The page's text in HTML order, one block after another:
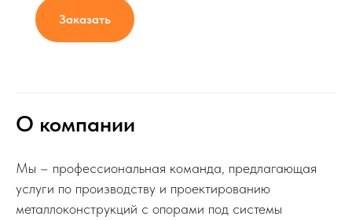
Заказать
О компании
Мы – профессиональная команда, предлагающая
услуги по производству и проектированию
металлоконструкций с опорами под системы